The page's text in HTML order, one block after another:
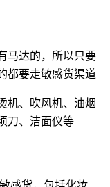
马达的，所以只要
都要走敏感货渠道
机、吹风机、油烟
刀、洁面仪等